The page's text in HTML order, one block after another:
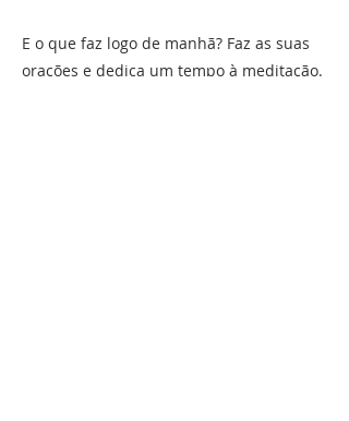
E o que faz logo de manhã? Faz as suas
orações e dedica um tempo à meditação.